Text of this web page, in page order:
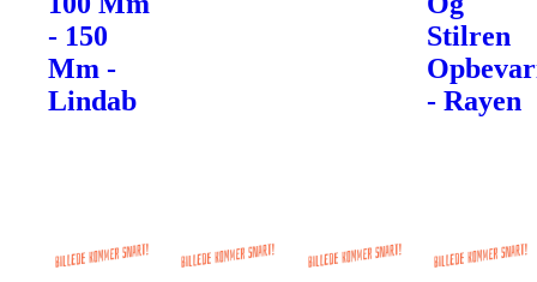
- 150
Mm -
Lindab
Stilren
- Rayen